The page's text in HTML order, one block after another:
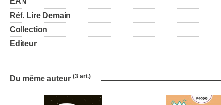
Réf. Lire Demain
Collection
Editeur
Du même auteur (3 art.)